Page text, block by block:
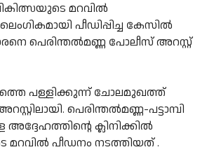
മറവിൽ
പീഡിപ്പിച്ച കേസിൽ
പെരിന്തൽമണ്ണ പോലീസ് അറസ്റ്റ്
പള്ളിക്കുന്ന് ചോലമുഖത്ത്
പെരിന്തൽമണ്ണ-പട്ടാമ്പി
ക്ലിനിക്കില്‍
മറവില്‍ പീഡനം നടത്തിയത് .